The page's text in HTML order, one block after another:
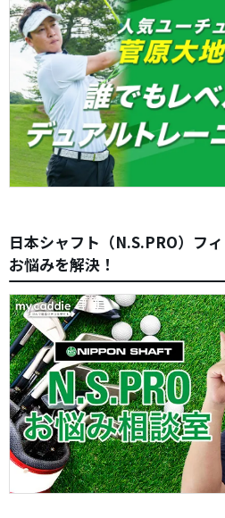
日本シャフト（N.S.PRO）フ
お悩みを解決！